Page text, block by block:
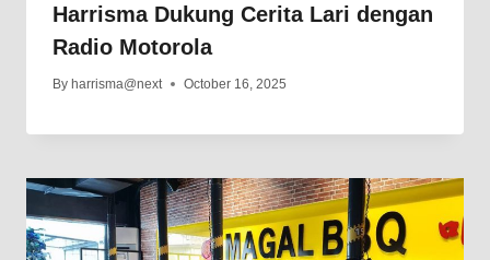
Harrisma Dukung Cerita Lari dengan
Radio Motorola
By harrisma@next October 16, 2025